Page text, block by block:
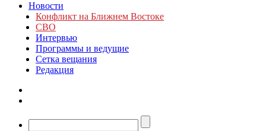
Новости
Конфликт на Ближнем Востоке
СВО
Интервью
Программы и ведущие
Сетка вещания
Редакция